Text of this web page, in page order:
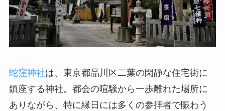
蛇窪神社は、東京都品川区二葉の閑静な住宅街に
鎮座する神社。都会の喧騒から一歩離れた場所に
ありながら、特に縁日には多くの参拝者で賑わう